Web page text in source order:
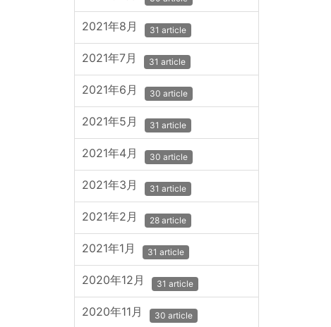
2021年8月 31 article
2021年7月 31 article
2021年6月 30 article
2021年5月 31 article
2021年4月 30 article
2021年3月 31 article
2021年2月 28 article
2021年1月 31 article
2020年12月 31 article
2020年11月 30 article